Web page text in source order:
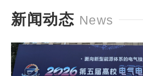
新闻动态 News